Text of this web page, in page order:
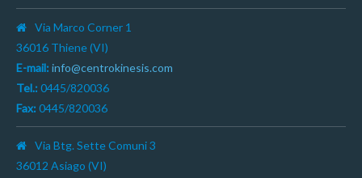
Via Marco Corner 1
36016 Thiene (VI)
E-mail: info@centrokinesis.com
Tel.: 0445/820036
Fax: 0445/820036
Via Btg. Sette Comuni 3
36012 Asiago (VI)